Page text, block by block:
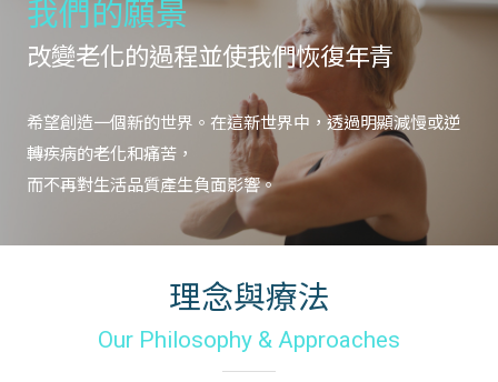
我們的願景
改變老化的過程並使我們恢復年青
希望創造一個新的世界。在這新世界中，透過明顯減慢或逆
轉疾病的老化和痛苦，
而不再對生活品質產生負面影響。
理念與療法
Our Philosophy & Approaches